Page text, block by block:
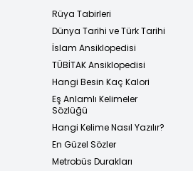
Rüya Tabirleri
Dünya Tarihi ve Türk Tarihi
İslam Ansiklopedisi
TÜBİTAK Ansiklopedisi
Hangi Besin Kaç Kalori
Eş Anlamlı Kelimeler
Sözlüğü
Hangi Kelime Nasıl Yazılır?
En Güzel Sözler
Metrobüs Durakları